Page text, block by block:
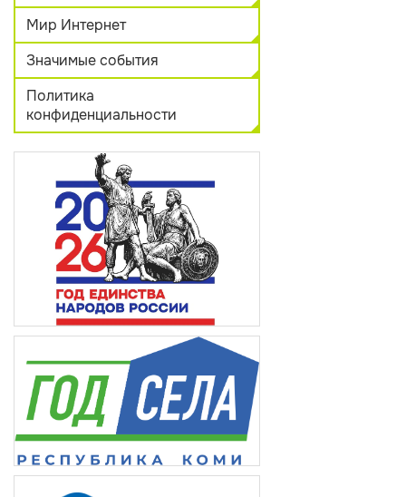
Мир Интернет
Значимые события
Политика
конфиденциальности